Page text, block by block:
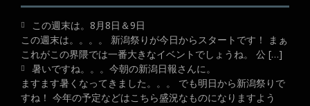
この週末は。8月8日＆9日
この週末は。。。。 新潟祭りが今日からスタートです！ まぁ
これがこの界隈では一番大きなイベントでしょうね。 公 […]
暑いですね。。。今朝の新潟日報さんに。
ますます暑くなってきました。。。 でも明日から新潟祭りで
すね！ 今年の予定などはこちら盛況なものになりますよう